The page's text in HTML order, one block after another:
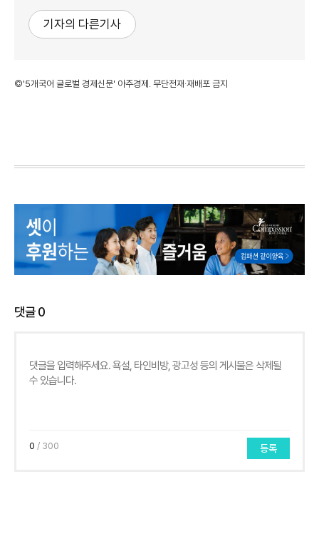
기자의 다른기사
©'5개국어 글로벌 경제신문' 아주경제. 무단전재·재배포 금지
댓글0
0 / 300 등록